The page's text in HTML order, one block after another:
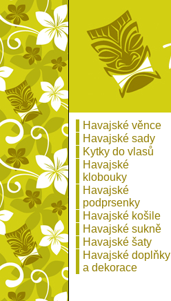
Havajské věnce
Havajské sady
Kytky do vlasů
Havajské
klobouky
Havajské
podprsenky
Havajské košile
Havajské sukně
Havajské šaty
Havajské doplňky
a dekorace